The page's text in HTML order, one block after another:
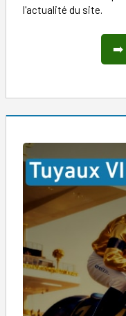
l'actualité du site.
➡️